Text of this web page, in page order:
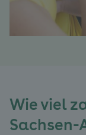
Wie viel
Sachsen-